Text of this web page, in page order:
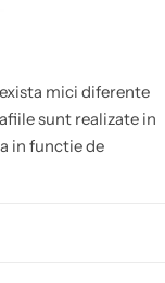
mici diferente
sunt realizate in
in functie de